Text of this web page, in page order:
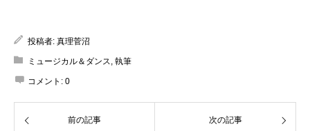
投稿者: 真理菅沼
ミュージカル＆ダンス, 執筆
コメント: 0
前の記事 次の記事